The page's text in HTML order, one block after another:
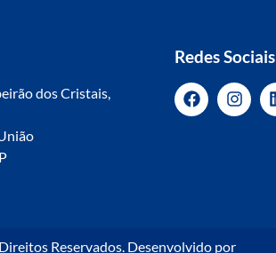
dos Cristais,
Redes Sociais
Reservados. Desenvolvido por